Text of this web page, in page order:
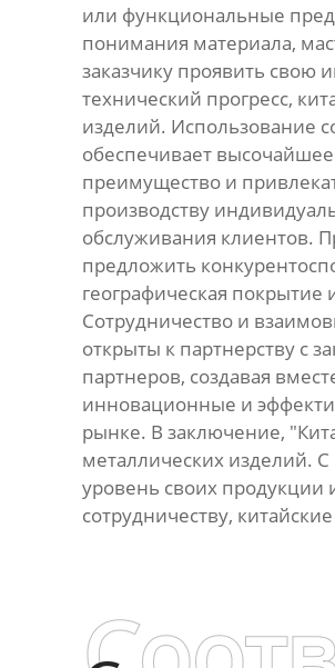
или функциональные
понимания материала,
заказчику проявить свою
технический прогресс,
изделий. Использование
обеспечивает
преимущество и
производству
обслуживания клиентов.
предложить
географическая покрытие
Сотрудничество и
открыты к партнерству с
партнеров, создавая
инновационные и
рынке. В заключение,
металлических изделий.
уровень своих продукции
сотрудничеству,